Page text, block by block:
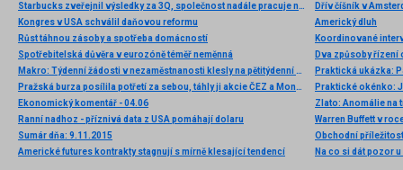
Starbucks zveřejnil výsledky za 3Q, společnost nadále pracuje na otočení trendu pod novým CEO
Kongres v USA schválil daňovou reformu
Růst táhnou zásoby a spotřeba domácností
Spotřebitelská důvěra v eurozóně téměř neměnná
Makro: Týdenní žádosti v nezaměstnanosti klesly na pětitýdenní minimum v USA
Pražská burza posílila potřetí za sebou, táhly ji akcie ČEZ a Monety
Ekonomický komentář - 04.06
Ranní nadhoz - příznivá data z USA pomáhají dolaru
Sumár dňa: 9.11.2015
Americké futures kontrakty stagnují s mírně klesající tendencí
Americký dluh
Koordinované
Dva způsoby řízení
Praktická ukázka:
Praktické okénko:
Zlato: Anomálie na
Warren Buffett v
Na co si dát pozor